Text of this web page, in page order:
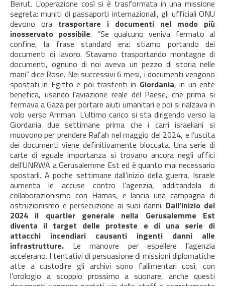
Beirut. L’operazione così si è trasformata in una missione
segreta: muniti di passaporti internazionali, gli ufficiali ONU
devono ora trasportare i documenti nel modo più
inosservato possibile. “Se qualcuno veniva fermato al
confine, la frase standard era: stiamo portando dei
documenti di lavoro. Stavamo trasportando montagne di
documenti, ognuno di noi aveva un pezzo di storia nelle
mani” dice Rose. Nei successivi 6 mesi, i documenti vengono
spostati in Egitto e poi trasferiti in Giordania, in un ente
benefica, usando l’aviazione reale del Paese, che prima si
fermava a Gaza per portare aiuti umanitari e poi si rialzava in
volo verso Amman. L’ultimo carico si sta dirigendo verso la
Giordania due settimane prima che i carri israeliani si
muovono per prendere Rafah nel maggio del 2024, e l’uscita
dei documenti viene definitivamente bloccata. Una serie di
carte di eguale importanza si trovano ancora negli uffici
dell’UNRWA a Gerusalemme Est ed è quanto mai necessario
spostarli. A poche settimane dall’inizio della guerra, Israele
aumenta le accuse contro l’agenzia, additandola di
collaborazionismo con Hamas, e lancia una campagna di
ostruzionismo e persecuzione ai suoi danni. Dall’inizio del
2024 il quartier generale nella Gerusalemme Est
diventa il target delle proteste e di una serie di
attacchi incendiari causanti ingenti danni alle
infrastrutture. Le manovre per espellere l’agenzia
accelerano. I tentativi di persuasione di missioni diplomatiche
atte a custodire gli archivi sono fallimentari così, con
l’orologio a scoppio prossimo a suonare, anche questi